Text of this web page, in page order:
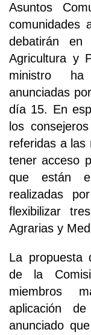
Asuntos
comunidades
debatirán
Agricultura y
ministro
anunciadas
día 15. En
los
referidas a las
tener acceso
que están
realizadas
flexibilizar
Agrarias y
La propuesta
de la
miembros
aplicación
anunciado